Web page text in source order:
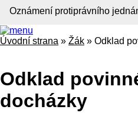
Oznámení protiprávního
Úvodní strana » Žák » Odklad
Odklad
docházky